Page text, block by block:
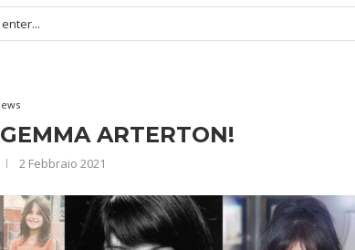
ARTERTON!
2 Febbraio 2021